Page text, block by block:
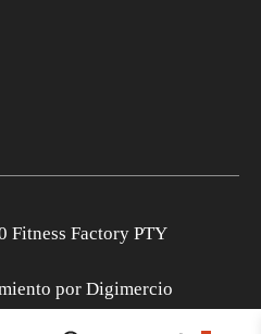
Fitness Factory PTY
por Digimercio